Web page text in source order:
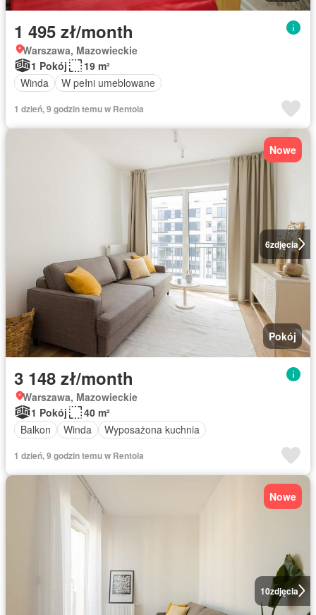
1 495 zł/month
Warszawa, Mazowieckie
1 Pokój
19 m²
Winda
W pełni umeblowane
1 dzień, 9 godzin temu w Rentola
6zdjęcia
Nowe
Pokój
3 148 zł/month
Warszawa, Mazowieckie
1 Pokój
40 m²
Balkon
Winda Wyposażona kuchnia
1 dzień, 9 godzin temu w Rentola
10zdjęcia
Nowe